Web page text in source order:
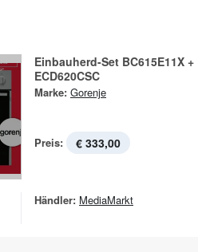
Einbauherd-Set BC615E11X +
ECD620CSC
Marke: Gorenje
Preis: € 333,00
Händler: MediaMarkt